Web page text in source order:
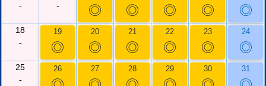
-
-
◎ ◎ ◎ ◎ ◎
18
-
19
◎
20
◎
21
◎
22
◎
23
◎
24
◎
25
-
26 27 28 29 30 31